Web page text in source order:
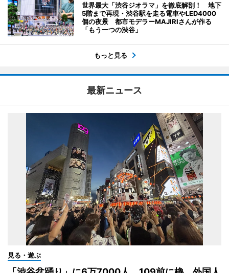
世界最大「渋谷ジオラマ」を徹底解剖！ 地下
5階まで再現・渋谷駅を走る電車やLED4000
個の夜景 都市モデラーMAJIRIさんが作る
「もう一つの渋谷」
もっと見る
最新ニュース
見る・遊ぶ